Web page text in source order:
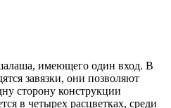
имеющего один вход. В
завязки, они позволяют
сторону конструкции
в четырех расцветках, среди